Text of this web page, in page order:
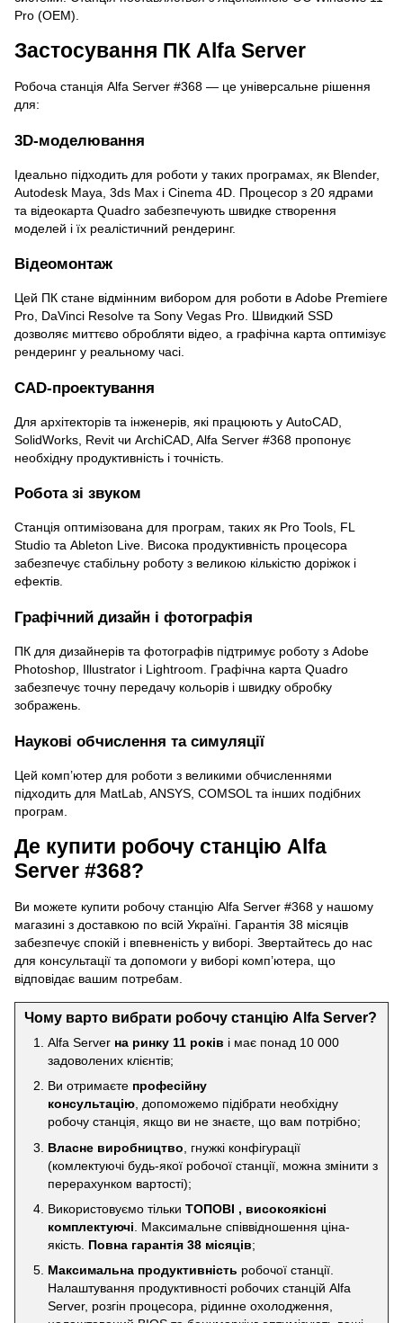
Pro (OEM).
Застосування ПК Alfa Server
Робоча станція Alfa Server #368 — це універсальне рішення
для:
3D-моделювання
Ідеально підходить для роботи у таких програмах, як Blender,
Autodesk Maya, 3ds Max і Cinema 4D. Процесор з 20 ядрами
та відеокарта Quadro забезпечують швидке створення
моделей і їх реалістичний рендеринг.
Відеомонтаж
Цей ПК стане відмінним вибором для роботи в Adobe Premiere
Pro, DaVinci Resolve та Sony Vegas Pro. Швидкий SSD
дозволяє миттєво обробляти відео, а графічна карта оптимізує
рендеринг у реальному часі.
CAD-проектування
Для архітекторів та інженерів, які працюють у AutoCAD,
SolidWorks, Revit чи ArchiCAD, Alfa Server #368 пропонує
необхідну продуктивність і точність.
Робота зі звуком
Станція оптимізована для програм, таких як Pro Tools, FL
Studio та Ableton Live. Висока продуктивність процесора
забезпечує стабільну роботу з великою кількістю доріжок і
ефектів.
Графічний дизайн і фотографія
ПК для дизайнерів та фотографів підтримує роботу з Adobe
Photoshop, Illustrator і Lightroom. Графічна карта Quadro
забезпечує точну передачу кольорів і швидку обробку
зображень.
Наукові обчислення та симуляції
Цей комп’ютер для роботи з великими обчисленнями
підходить для MatLab, ANSYS, COMSOL та інших подібних
програм.
Де купити робочу станцію Alfa
Server #368?
Ви можете купити робочу станцію Alfa Server #368 у нашому
магазині з доставкою по всій Україні. Гарантія 38 місяців
забезпечує спокій і впевненість у виборі. Звертайтесь до нас
для консультації та допомоги у виборі комп’ютера, що
відповідає вашим потребам.
Чому варто вибрати робочу станцію Alfa Server?
Alfa Server на ринку 11 років і має понад 10 000
задоволених клієнтів;
Ви отримаєте професійну
консультацію , допоможемо підібрати необхідну
робочу станція, якщо ви не знаєте, що вам потрібно;
Власне виробництво , гнужкі конфігурації
(комлектуючі будь-якої робочої станції, можна змінити з
перерахунком вартості);
Використовуємо тільки ТОПОВІ , високоякісні
комплектуючі . Максимальне співвідношення ціна-
якість. Повна гарантія 38 місяців;
Максимальна продуктивність робочої станції.
Налаштування продуктивності робочих станцій Alfa
Server, розгін процесора, рідинне охолодження,